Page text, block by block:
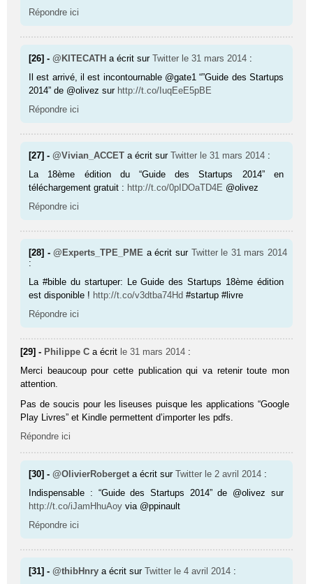
Répondre ici
[26] -@KITECATH a écrit surTwitter le 31 mars 2014 :
Il est arrivé, il est incontournable @gate1 “”Guide des Startups
2014” de @olivez sur http://t.co/IuqEeE5pBE
Répondre ici
[27] -@Vivian_ACCET a écrit surTwitter le 31 mars 2014 :
La 18ème édition du “Guide des Startups 2014” en
téléchargement gratuit : http://t.co/0pIDOaTD4E @olivez
Répondre ici
[28] -@Experts_TPE_PME a écrit sur Twitter le 31 mars 2014
:
La #bible du startuper: Le Guide des Startups 18ème édition
est disponible ! http://t.co/v3dtba74Hd #startup #livre
Répondre ici
[29] - Philippe C a écrit le 31 mars 2014 :
Merci beaucoup pour cette publication qui va retenir toute mon
attention.
Pas de soucis pour les liseuses puisque les applications “Google
Play Livres” et Kindle permettent d’importer les pdfs.
Répondre ici
[30] -@OlivierRoberget a écrit surTwitter le 2 avril 2014 :
Indispensable : “Guide des Startups 2014” de @olivez sur
http://t.co/iJamHhuAoy via @ppinault
Répondre ici
[31] -@thibHnry a écrit surTwitter le 4 avril 2014 :